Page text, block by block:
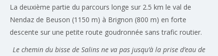
La deuxième partie du parcours longe sur 2.5 km le val de
Nendaz de Beuson (1150 m) à Brignon (800 m) en forte
descente sur une petite route goudronnée sans trafic routier.
Le chemin du bisse de Salins ne va pas jusqu’à la prise d’eau de